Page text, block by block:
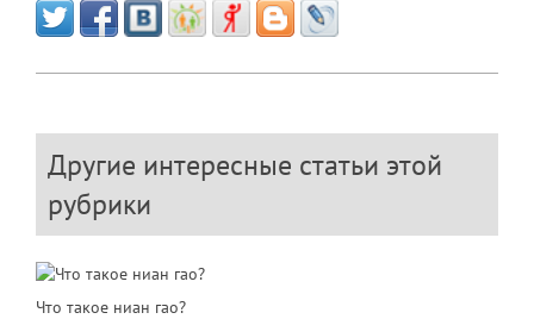
Другие интересные статьи этой
рубрики
Что такое ниан гао?